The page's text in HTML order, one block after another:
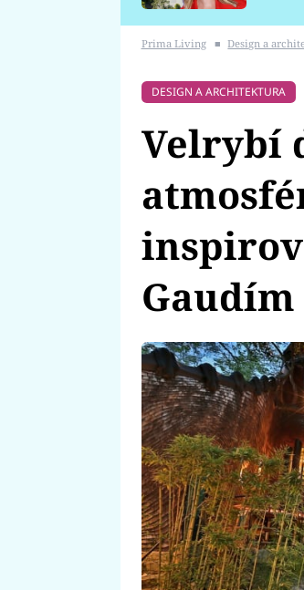
Prima Living ■ Design a
DESIGN A ARCHITEKTURA
Velrybí
Gaudím